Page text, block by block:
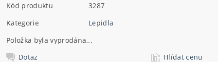
Kód produktu
3287
Kategorie
Lepidla
Položka byla vyprodána...
Dotaz
Hlídat cenu